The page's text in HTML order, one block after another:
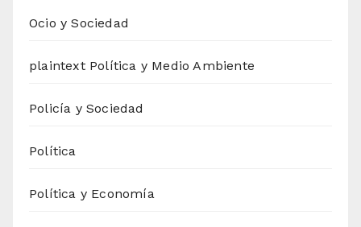
Ocio y Sociedad
plaintext Política y Medio Ambiente
Policía y Sociedad
Política
Política y Economía